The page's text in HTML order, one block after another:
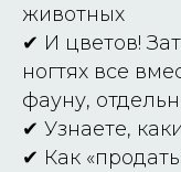
животных
✔ И цветов!
ногтях все
фауну,
✔ Узнаете,
✔ Как